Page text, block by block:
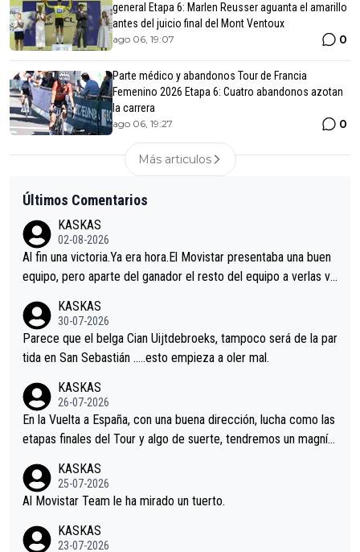
general Etapa 6: Marlen Reusser aguanta el amarillo
antes del juicio final del Mont Ventoux
ago 06, 19:07 0
Parte médico y abandonos Tour de Francia
Femenino 2026 Etapa 6: Cuatro abandonos azotan
la carrera
ago 06, 19:27 0
Más articulos
Últimos Comentarios
KASKAS
02-08-2026
Al fin una victoria.Ya era hora.El Movistar presentaba una buen
equipo, pero aparte del ganador el resto del equipo a verlas ve
s.La única buena noticia es la mejoría de Enric Más en San Seb
astian.Si en la Vuelta a Burgos sigue la mejoría, podríamos ten
er alguna sorpresa en la Vuelta.Ojalá.
KASKAS
30-07-2026
Parece que el belga Cian Uijtdebroeks, tampoco será de la par
tida en San Sebastián …..esto empieza a oler mal.
KASKAS
26-07-2026
En la Vuelta a España, con una buena dirección, lucha como las
etapas finales del Tour y algo de suerte, tendremos un magnífi
KASKAS
25-07-2026
Al Movistar Team le ha mirado un tuerto.
KASKAS
23-07-2026